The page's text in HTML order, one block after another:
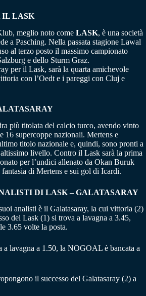
IL LASK
meglio noto come LASK, è una società
a Pasching. Nella passata stagione Lawal
al terzo posto il massimo campionato
e dello Sturm Graz.
per il Lask, sarà la quarta amichevole
con l’Oedt e i pareggi con Cluj e
più titolata del calcio turco, avendo vinto
16 supercoppe nazionali. Mertens e
titolo nazionale e, quindi, sono pronti a
livello. Contro il Lask sarà la prima
per l’undici allenato da Okan Buruk
di Mertens e sui gol di Icardi.
DI LASK– GALATASARAY
analisti è il Galatasaray, la cui vittoria (2)
del Lask (1) si trova a lavagna a 3.45,
3.65 volte la posta.
lavagna a 1.50, la NOGOAL è bancata a
il successo del Galatasaray (2) a